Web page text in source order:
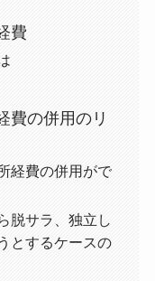
費
費の併用のリ
経費の併用がで
脱サラ、独立し
とするケースの